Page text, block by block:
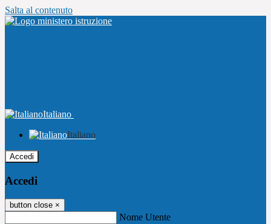
Salta al contenuto
Italiano
Italiano
Accedi
Accedi
button close ×
Nome Utente